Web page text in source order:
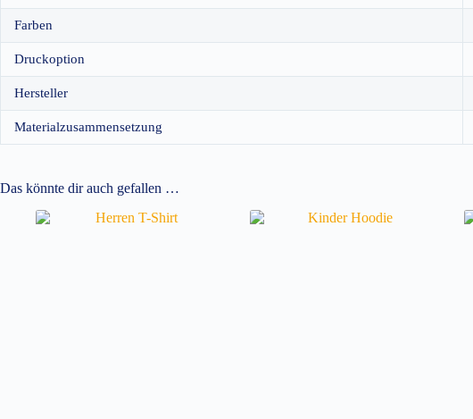
Farben
Druckoption
Hersteller
Materialzusammensetzung
Das könnte dir auch gefallen …